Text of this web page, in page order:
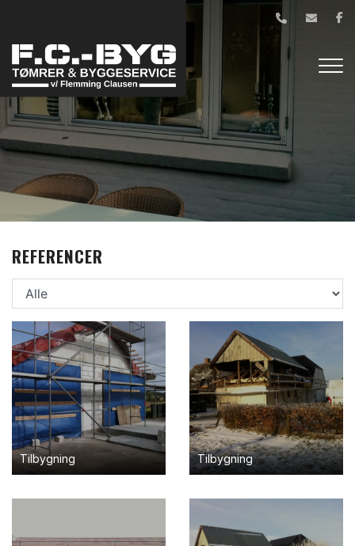
hovedindhold
REFERENCER
Tilbygning Tilbygning